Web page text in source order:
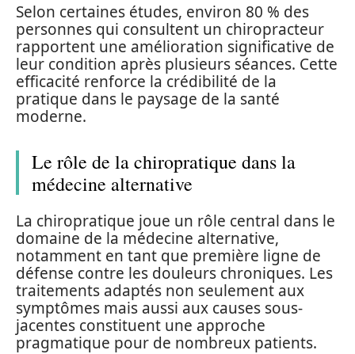
Selon certaines études, environ 80 % des
personnes qui consultent un chiropracteur
rapportent une amélioration significative de
leur condition après plusieurs séances. Cette
efficacité renforce la crédibilité de la
pratique dans le paysage de la santé
moderne.
Le rôle de la chiropratique dans la
médecine alternative
La chiropratique joue un rôle central dans le
domaine de la médecine alternative,
notamment en tant que première ligne de
défense contre les douleurs chroniques. Les
traitements adaptés non seulement aux
symptômes mais aussi aux causes sous-
jacentes constituent une approche
pragmatique pour de nombreux patients.